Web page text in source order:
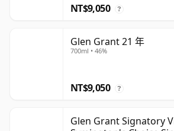
NT$9,050 ?
Glen Grant 21 年
700ml • 46%
NT$9,050 ?
Glen Grant Signatory